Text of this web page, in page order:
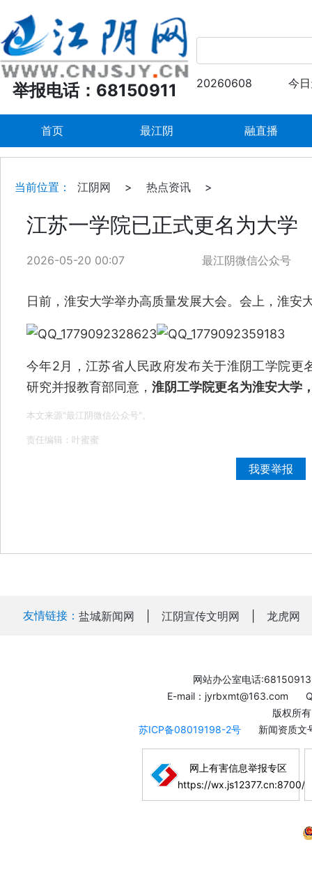
举报电话：68150911 20260608 今
首页 最江阴 融直播
当前位置： 江阴网 > 热点资讯 >
江苏一学院已正式更名为大学
2026-05-20 00:07 最江阴微信公众号
日前，淮安大学举办高质量发展大会。会上，淮安
今年2月，江苏省人民政府发布关于淮阴工学院更
研究并报教育部同意， 淮阴工学院更名为淮安大学
本文来源"最江阴微信公众号"。
责任编辑：叶蜜蜜
我要举报
友情链接： 盐城新闻网 江阴宣传文明网 龙虎网
网站办公室电话:68150913
E-mail：jyrbxmt@163.com
版权所
苏ICP备08019198-2号
新闻资质
网上有害信息举报专区
https://wx.js12377.cn:8700/